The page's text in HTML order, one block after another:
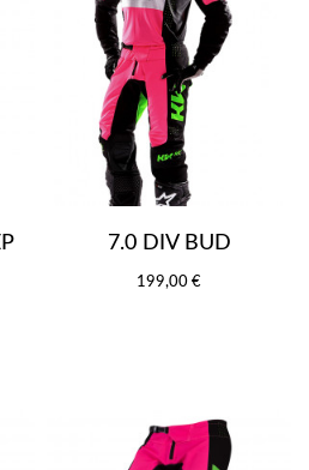
7.0 DIV BUD
199,00 €